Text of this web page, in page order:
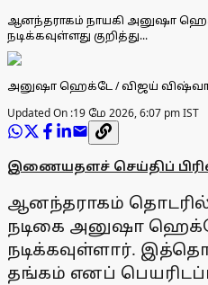
ஆனந்தராகம் நாயகி அனுஷா
நடிக்கவுள்ளது குறித்து...
அனுஷா ஹெக்டே / விஜய்
Updated On :19 மே 2026, 6:07 pm IST
இணையதளச் செய்திப்
ஆனந்தராகம் தொடரில்
நடிகை அனுஷா
நடிக்கவுள்ளார்.
தங்கம் எனப்